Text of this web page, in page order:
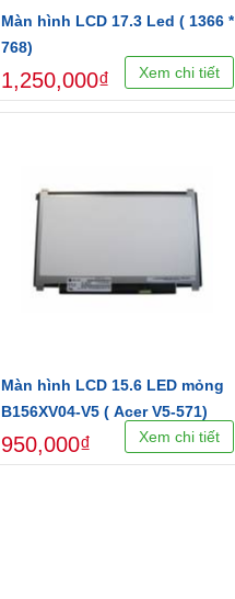
Màn hình LCD 17.3 Led ( 1366 *
768)
1,250,000₫ Xem chi tiết
Màn hình LCD 15.6 LED mỏng
B156XV04-V5 ( Acer V5-571)
950,000₫ Xem chi tiết